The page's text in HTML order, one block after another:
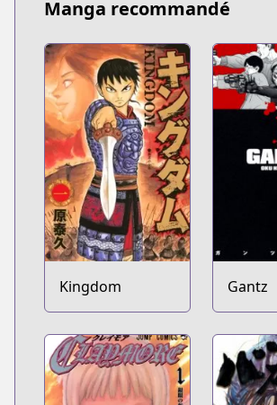
Manga recommandé
Kingdom Gantz